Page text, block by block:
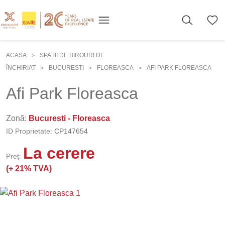
ACASA >
SPAȚII DE BIROURI DE
ÎNCHIRIAT
> BUCURESTI > FLOREASCA > AFI PARK FLOREASCA
Afi Park Floreasca
Zonă: Bucuresti - Floreasca
ID Proprietate: CP147654
Preț: La cerere
(+ 21% TVA)